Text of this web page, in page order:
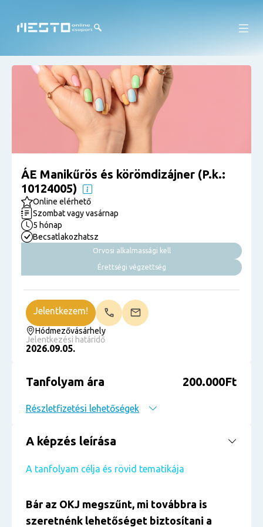
ÁE Manikűrös és körömdizájner (P.k.:
10124005)
Online elérhető
Szombat vagy vasárnap
5 hónap
Becsatlakozhatsz
Orvosi alkalmassági kell
Érettségi végzettség
Hódmezővásárhely
Jelentkezési határidő
2026.09.05.
Jelentkezem!
Tanfolyam ára 200.000Ft
Részletfizetési lehetőségek
A képzés leírása
A tanfolyam célja és rövid tematikája
Bár az OKJ megszűnt, mi továbbra is
szeretnénk lehetőséget biztosítani a